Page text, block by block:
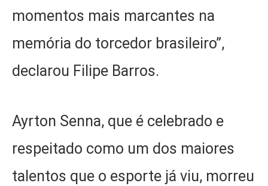
momentos mais marcantes na
memória do torcedor brasileiro”,
declarou Filipe Barros.
Ayrton Senna, que é celebrado e
respeitado como um dos maiores
talentos que o esporte já viu, morreu